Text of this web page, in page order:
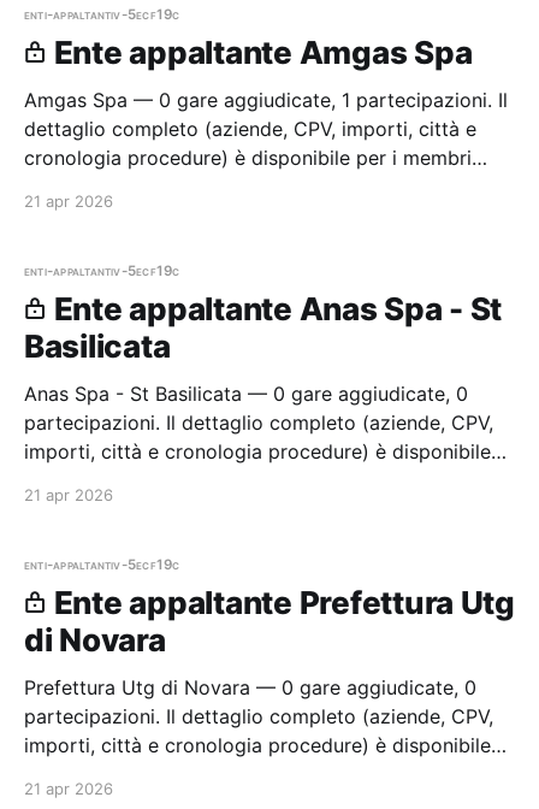
enti-appaltantiv-5ecf19c
Ente appaltante Amgas Spa
Amgas Spa — 0 gare aggiudicate, 1 partecipazioni. Il
dettaglio completo (aziende, CPV, importi, città e
cronologia procedure) è disponibile per i membri
21 apr 2026
enti-appaltantiv-5ecf19c
Ente appaltante Anas Spa - St
Basilicata
Anas Spa - St Basilicata — 0 gare aggiudicate, 0
partecipazioni. Il dettaglio completo (aziende, CPV,
importi, città e cronologia procedure) è disponibile
21 apr 2026
enti-appaltantiv-5ecf19c
Ente appaltante Prefettura Utg
di Novara
Prefettura Utg di Novara — 0 gare aggiudicate, 0
partecipazioni. Il dettaglio completo (aziende, CPV,
importi, città e cronologia procedure) è disponibile
21 apr 2026